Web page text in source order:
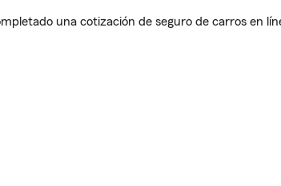
una cotización de seguro de carros en